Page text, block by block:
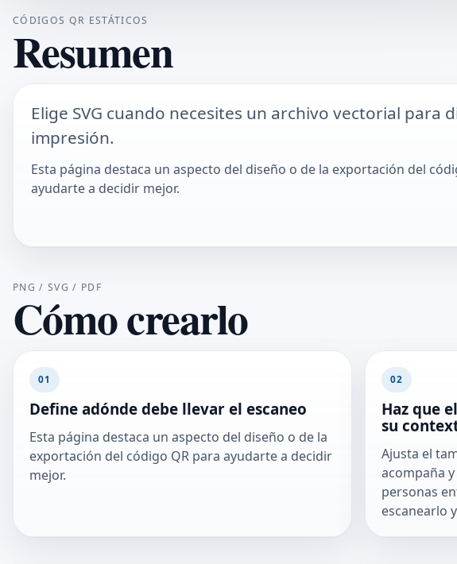
CÓDIGOS QR ESTÁTICOS
Resumen
Elige SVG cuando necesites un archivo vectorial para
impresión.
Esta página destaca un aspecto del diseño o de la exportación del
ayudarte a decidir mejor.
PNG / SVG / PDF
Cómo crearlo
01
Define adónde debe llevar el escaneo
Esta página destaca un aspecto del diseño o de la
exportación del código QR para ayudarte a decidir
mejor.
02
Haz que
su
Ajusta el
acompaña
personas
escanearlo